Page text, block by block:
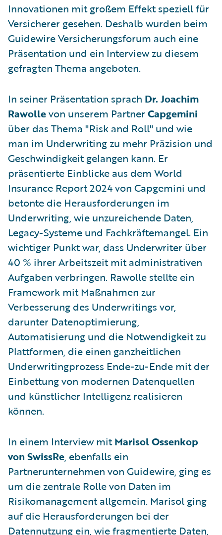
Innovationen mit großem Effekt speziell für
Versicherer gesehen. Deshalb wurden beim
Guidewire Versicherungsforum auch eine
Präsentation und ein Interview zu diesem
gefragten Thema angeboten.
In seiner Präsentation sprach Dr. Joachim
Rawollevon unserem PartnerCapgemini
über das Thema "Risk and Roll" und wie
man im Underwriting zu mehr Präzision und
Geschwindigkeit gelangen kann. Er
präsentierte Einblicke aus dem World
Insurance Report 2024 von Capgemini und
betonte die Herausforderungen im
Underwriting, wie unzureichende Daten,
Legacy-Systeme und Fachkräftemangel. Ein
wichtiger Punkt war, dass Underwriter über
40 % ihrer Arbeitszeit mit administrativen
Aufgaben verbringen. Rawolle stellte ein
Framework mit Maßnahmen zur
Verbesserung des Underwritings vor,
darunter Datenoptimierung,
Automatisierung und die Notwendigkeit zu
Plattformen, die einen ganzheitlichen
Underwritingprozess Ende-zu-Ende mit der
Einbettung von modernen Datenquellen
und künstlicher Intelligenz realisieren
können.
In einem Interview mitMarisol Ossenkop
von SwissRe, ebenfalls ein
Partnerunternehmen von Guidewire, ging es
um die zentrale Rolle von Daten im
Risikomanagement allgemein. Marisol ging
auf die Herausforderungen bei der
Datennutzung ein, wie fragmentierte Daten,